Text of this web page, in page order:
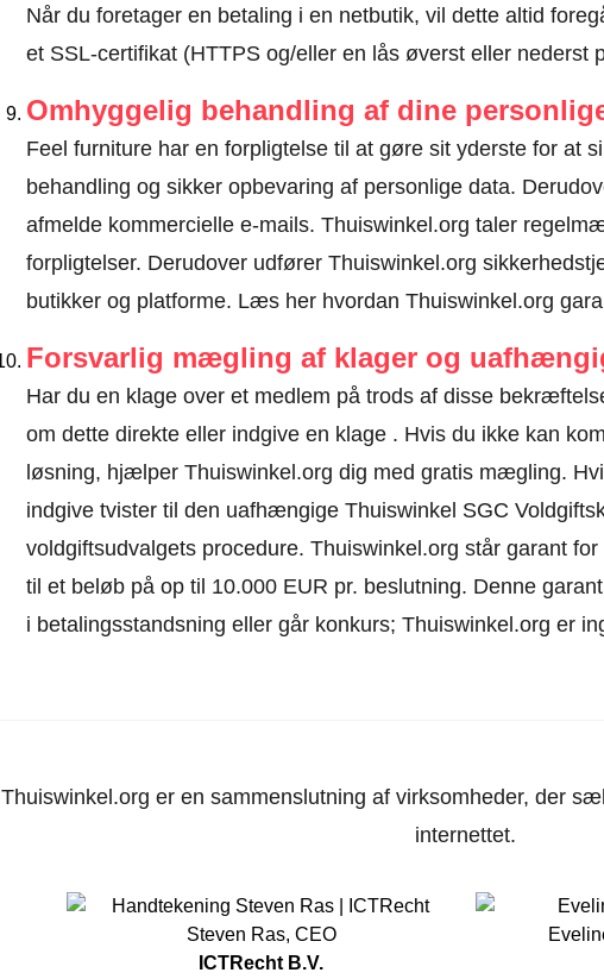
Når du foretager en betaling i en netbutik, vil dette altid
et SSL-certifikat (HTTPS og/eller en lås øverst eller nederst
Omhyggelig behandling af dine
Feel furniture har en forpligtelse til at gøre sit yderste for at
behandling og sikker opbevaring af personlige data.
afmelde kommercielle e-mails. Thuiswinkel.org taler
forpligtelser. Derudover udfører Thuiswinkel.org
butikker og platforme. Læs her hvordan Thuiswinkel.org
Forsvarlig mægling af klager og
Har du en klage over et medlem på trods af disse
om dette direkte ellerindgive en klage. Hvis du ikke kan
løsning, hjælper Thuiswinkel.org dig med gratis mægling.
indgive tvister til den uafhængige Thuiswinkel SGC
voldgiftsudvalgets procedure. Thuiswinkel.org står garant
til et beløb på op til 10.000 EUR pr. beslutning. Denne
i betalingsstandsning eller går konkurs; Thuiswinkel.org er
Thuiswinkel.org er en sammenslutning af virksomheder, der
internettet.
Steven Ras, CEO
ICTRecht B.V.